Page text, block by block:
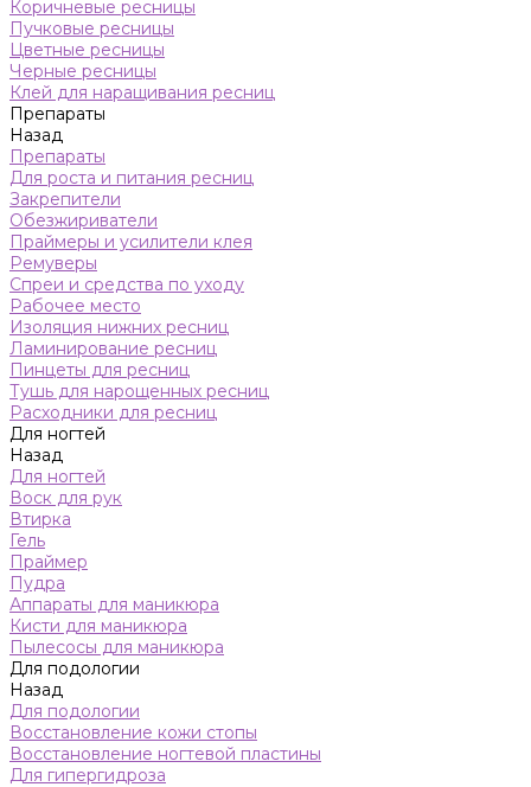
Коричневые ресницы
Пучковые ресницы
Цветные ресницы
Черные ресницы
Клей для наращивания ресниц
Препараты
Назад
Препараты
Для роста и питания ресниц
Закрепители
Обезжириватели
Праймеры и усилители клея
Ремуверы
Спреи и средства по уходу
Рабочее место
Изоляция нижних ресниц
Ламинирование ресниц
Пинцеты для ресниц
Тушь для нарощенных ресниц
Расходники для ресниц
Для ногтей
Назад
Для ногтей
Воск для рук
Втирка
Гель
Праймер
Пудра
Аппараты для маникюра
Кисти для маникюра
Пылесосы для маникюра
Для подологии
Назад
Для подологии
Восстановление кожи стопы
Восстановление ногтевой пластины
Для гипергидроза